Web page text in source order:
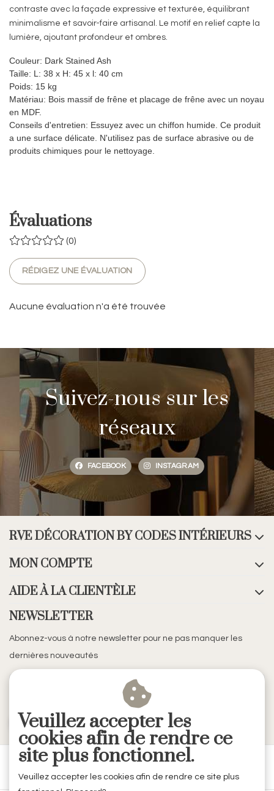
contraste avec la façade expressive et texturée, équilibrant
minimalisme et savoir-faire artisanal. Le motif en relief capte la
lumière, ajoutant profondeur et ombres.
Couleur: Dark Stained Ash
Taille: L: 38 x H: 45 x l: 40 cm
Poids: 15 kg
Matériau: Bois massif de frêne et placage de frêne avec un noyau
en MDF.
Conseils d'entretien: Essuyez avec un chiffon humide. Ce produit
a une surface délicate. N'utilisez pas de surface abrasive ou de
produits chimiques pour le nettoyage.
Évaluations
(0)
RÉDIGEZ UNE ÉVALUATION
Aucune évaluation n'a été trouvée
Suivez-nous sur les
réseaux
FACEBOOK INSTAGRAM
RVE DÉCORATION BY CODES INTÉRIEURS
MON COMPTE
AIDE À LA CLIENTÈLE
NEWSLETTER
Abonnez-vous à notre newsletter pour ne pas manquer les
dernières nouveautés
S'ABONNER
Veuillez accepter les
cookies afin de rendre ce
site plus fonctionnel.
Veuillez accepter les cookies afin de rendre ce site plus